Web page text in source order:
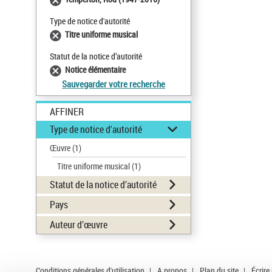
Type de notice d'autorité
Titre uniforme musical
Statut de la notice d’autorité
Notice élémentaire
Sauvegarder votre recherche
AFFINER
Type de notice d'autorité
Œuvre(1)
Titre uniforme musical(1)
Statut de la notice d’autorité
Pays
Auteur d’œuvre